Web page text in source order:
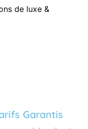
de luxe &
Garantis